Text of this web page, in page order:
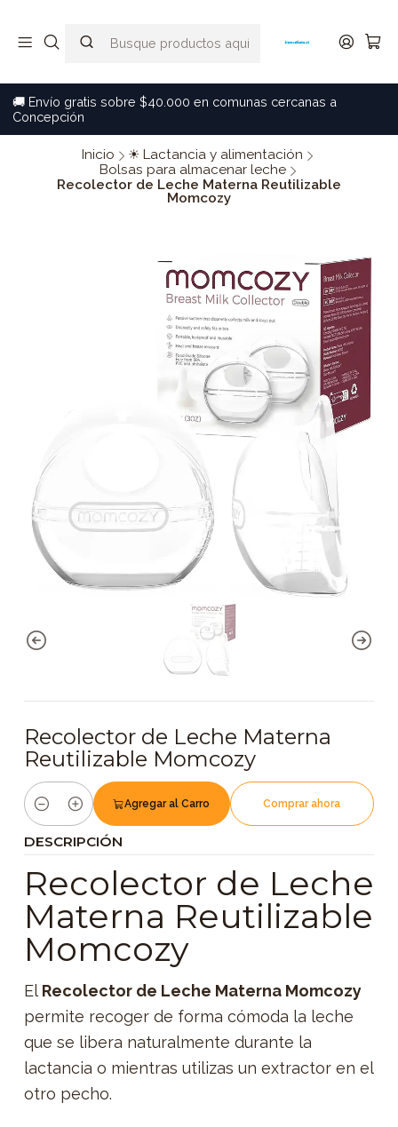
🚚 Envío gratis sobre $40.000 en comunas cercanas a
Concepción
Inicio
☀ Lactancia y alimentación
Bolsas para almacenar leche
Recolector de Leche Materna Reutilizable
Momcozy
Recolector de Leche Materna
Reutilizable Momcozy
Cantidad
Agregar al Carro Comprar ahora
DESCRIPCIÓN
Recolector de Leche
Materna Reutilizable
Momcozy
El Recolector de Leche Materna Momcozy
permite recoger de forma cómoda la leche
que se libera naturalmente durante la
lactancia o mientras utilizas un extractor en el
otro pecho.